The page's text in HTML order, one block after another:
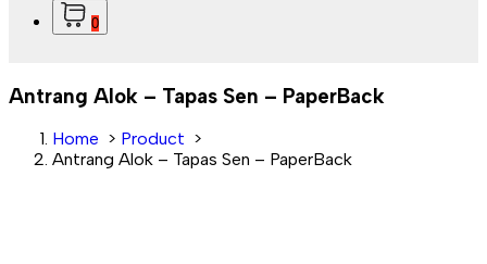
0
Antrang Alok – Tapas Sen – PaperBack
Home > Product >
Antrang Alok – Tapas Sen – PaperBack